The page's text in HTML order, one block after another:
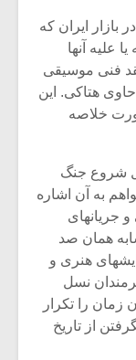
بازار ایران که
علیه آنها
فنی موسیقی
هتاکی. این
خلاصه
شروع جنگ
به آن اشاره
جریانهای
همان صد
هنری و
نسل
را تکرار
از تاریخ
موریس ژار
موسیقی
موسیقی